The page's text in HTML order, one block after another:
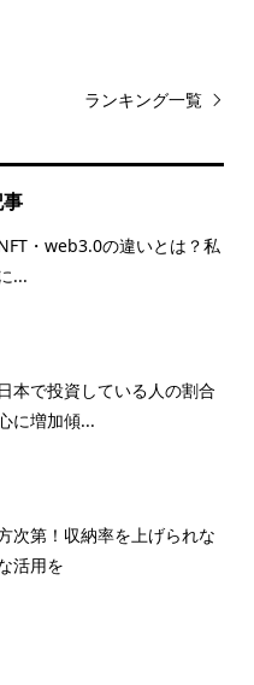
ランキング一覧
・web3.0の違いとは？私
...
本で投資している人の割合
に増加傾...
次第！収納率を上げられな
活用を